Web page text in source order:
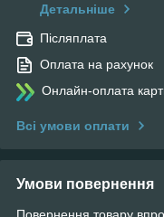
Детальніше
Післяплата
Оплата на рахунок
Онлайн-оплата
Всі умови оплати
Умови повернення